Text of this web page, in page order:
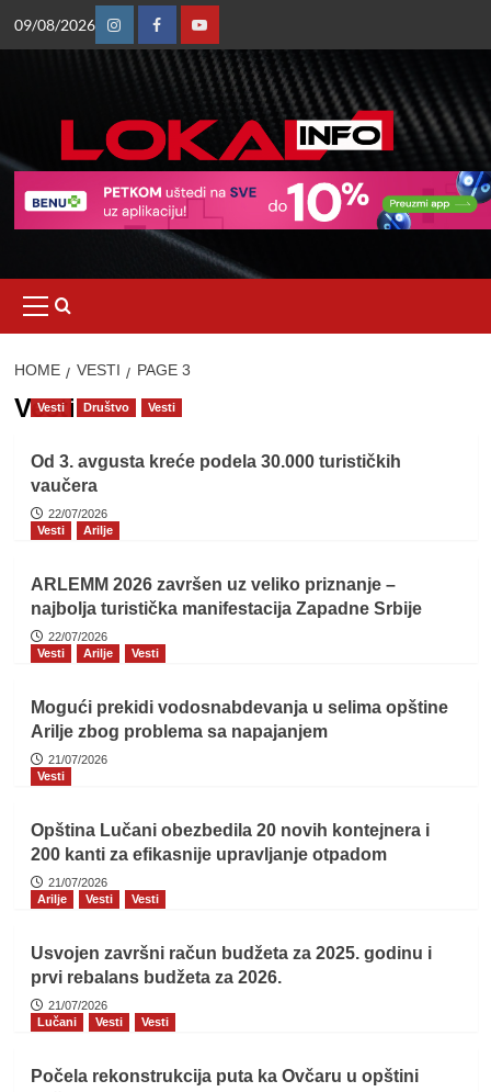
09/08/2026
InstagramFacebookYoutube
Menu
HOME VESTI PAGE 3
Vesti
Vesti Društvo Vesti
Od 3. avgusta kreće podela 30.000 turističkih
vaučera
22/07/2026
Vesti
Arilje
ARLEMM 2026 završen uz veliko priznanje –
najbolja turistička manifestacija Zapadne Srbije
22/07/2026
Vesti
Arilje Vesti
Mogući prekidi vodosnabdevanja u selima opštine
Arilje zbog problema sa napajanjem
21/07/2026
Vesti
Opština Lučani obezbedila 20 novih kontejnera i
200 kanti za efikasnije upravljanje otpadom
21/07/2026
Arilje
Vesti Vesti
Usvojen završni račun budžeta za 2025. godinu i
prvi rebalans budžeta za 2026.
21/07/2026
Lučani
Vesti Vesti
Počela rekonstrukcija puta ka Ovčaru u opštini